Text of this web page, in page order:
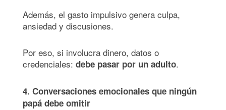
Además, el gasto impulsivo genera culpa,
ansiedad y discusiones.
Por eso, si involucra dinero, datos o
credenciales: debe pasar por un adulto.
4. Conversaciones emocionales que ningún
papá debe omitir